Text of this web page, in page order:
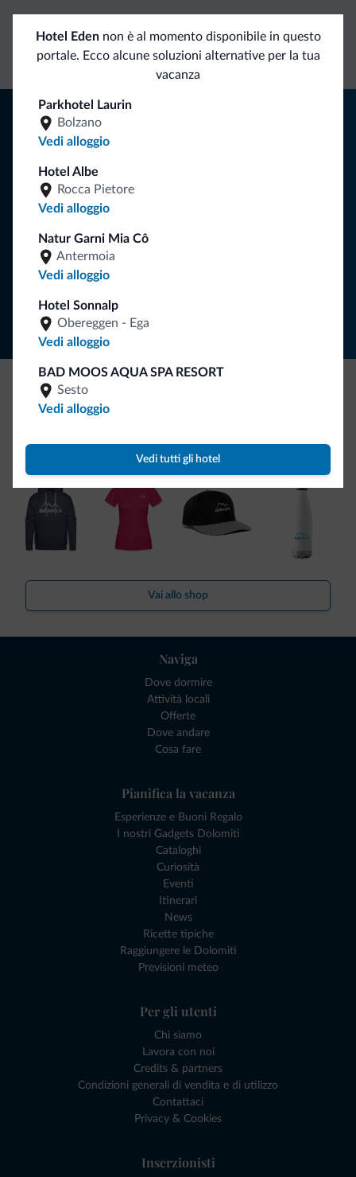
Hotel Edennon è al momento disponibile in questo
portale. Ecco alcune soluzioni alternative per la tua
vacanza
Parkhotel Laurin
Bolzano
Vedi alloggio
Hotel Albe
Rocca Pietore
Vedi alloggio
Natur Garni Mia Cô
Antermoia
Vedi alloggio
Hotel Sonnalp
Obereggen - Ega
Vedi alloggio
BAD MOOS AQUA SPA RESORT
Sesto
Vedi alloggio
Vedi tutti gli hotel
vantaggiose
vincolanti
Consigli dalle Dolomiti
Riceverai informazioni, offerte esclusive e news per la tua
ISCRIVITI ALLA NEWSLETTER
Be Original, scopri la nuova collezione
Dolomiti.it!
Vai allo shop
Naviga
Dove dormire
Attività locali
Offerte
Dove andare
Cosa fare
Pianifica la vacanza
Esperienze e Buoni Regalo
I nostri Gadgets Dolomiti
Cataloghi
Curiosità
Eventi
Itinerari
News
Ricette tipiche
Raggiungere le Dolomiti
Previsioni meteo
Per gli utenti
Chi siamo
Lavora con noi
Credits & partners
Condizioni generali di vendita e di utilizzo
Contattaci
Privacy & Cookies
Inserzionisti